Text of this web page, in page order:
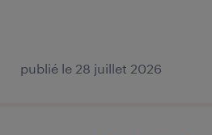
publié le 28 juillet 2026